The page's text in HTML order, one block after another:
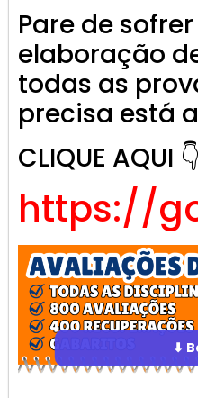
Pare de
elaboração
todas as
precisa está
CLIQUE AQUI 👇
https://
⬇